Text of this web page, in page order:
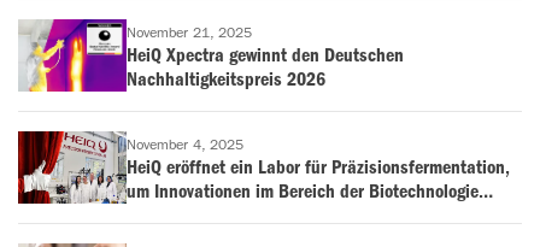
November 21, 2025
HeiQ Xpectra gewinnt den Deutschen
Nachhaltigkeitspreis 2026
November 4, 2025
HeiQ eröffnet ein Labor für Präzisionsfermentation,
um Innovationen im Bereich der Biotechnologie